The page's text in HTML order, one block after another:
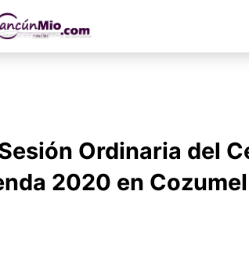
Ordinaria del
2020 en Cozumel